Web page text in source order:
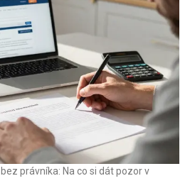
právníka: Na co si dát pozor v